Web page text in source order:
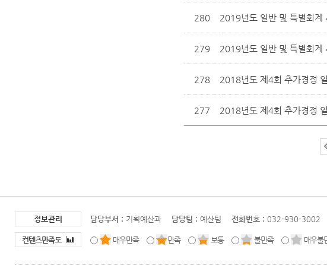
280 2019년도 일반 및 특별회계
279 2019년도 일반 및 특별회계
278 2018년도 제4회 추가경정
277 2018년도 제4회 추가경정
정보관리 담당부서 : 기획예산과 담당팀 : 예산팀 전화번호 : 032-930-3002
컨텐츠만족도 매우만족 만족 보통 불만족 매우불